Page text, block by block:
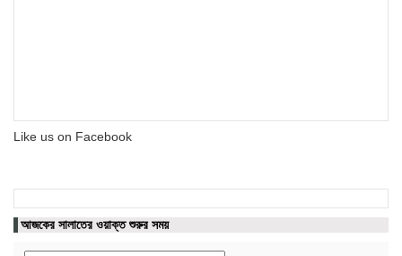
Like us on Facebook
আজকের সালাতের ওয়াক্ত শুরুর সময়